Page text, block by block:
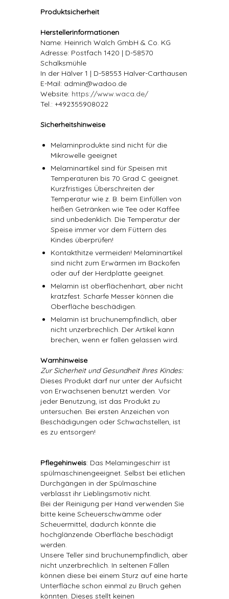
Produktsicherheit
Herstellerinformationen
Name: Heinrich Walch GmbH & Co. KG
Adresse: Postfach 1420 | D-58570
Schalksmühle
In der Hälver 1 | D-58553 Halver-Carthausen
E-Mail: admin@wadoo.de
Website: https://www.waca.de/
Tel.: +492355908022
Sicherheitshinweise
Melaminprodukte sind nicht für die
Mikrowelle geeignet
Melaminartikel sind für Speisen mit
Temperaturen bis 70 Grad C geeignet.
Kurzfristiges Überschreiten der
Temperatur wie z. B. beim Einfüllen von
heißen Getränken wie Tee oder Kaffee
sind unbedenklich. Die Temperatur der
Speise immer vor dem Füttern des
Kindes überprüfen!
Kontakthitze vermeiden! Melaminartikel
sind nicht zum Erwärmen im Backofen
oder auf der Herdplatte geeignet.
Melamin ist oberflächenhart, aber nicht
kratzfest. Scharfe Messer können die
Oberfläche beschädigen.
Melamin ist bruchunempfindlich, aber
nicht unzerbrechlich. Der Artikel kann
brechen, wenn er fallen gelassen wird.
Warnhinweise
Zur Sicherheit und Gesundheit Ihres Kindes:
Dieses Produkt darf nur unter der Aufsicht
von Erwachsenen benutzt werden. Vor
jeder Benutzung, ist das Produkt zu
untersuchen. Bei ersten Anzeichen von
Beschädigungen oder Schwachstellen, ist
es zu entsorgen!
Pflegehinweis: Das Melamingeschirr ist
spülmaschinengeeignet. Selbst bei etlichen
Durchgängen in der Spülmaschine
verblasst ihr Lieblingsmotiv nicht.
Bei der Reinigung per Hand verwenden Sie
bitte keine Scheuerschwämme oder
Scheuermittel, dadurch könnte die
hochglänzende Oberfläche beschädigt
werden.
Unsere Teller sind bruchunempfindlich, aber
nicht unzerbrechlich. In seltenen Fällen
können diese bei einem Sturz auf eine harte
Unterfläche schon einmal zu Bruch gehen
könnten. Dieses stellt keinen